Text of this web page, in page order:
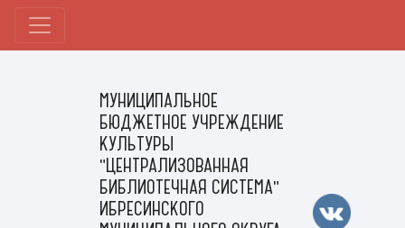
МУНИЦИПАЛЬНОЕ
БЮДЖЕТНОЕ УЧРЕЖДЕНИЕ
КУЛЬТУРЫ
"ЦЕНТРАЛИЗОВАННАЯ
БИБЛИОТЕЧНАЯ СИСТЕМА"
ИБРЕСИНСКОГО